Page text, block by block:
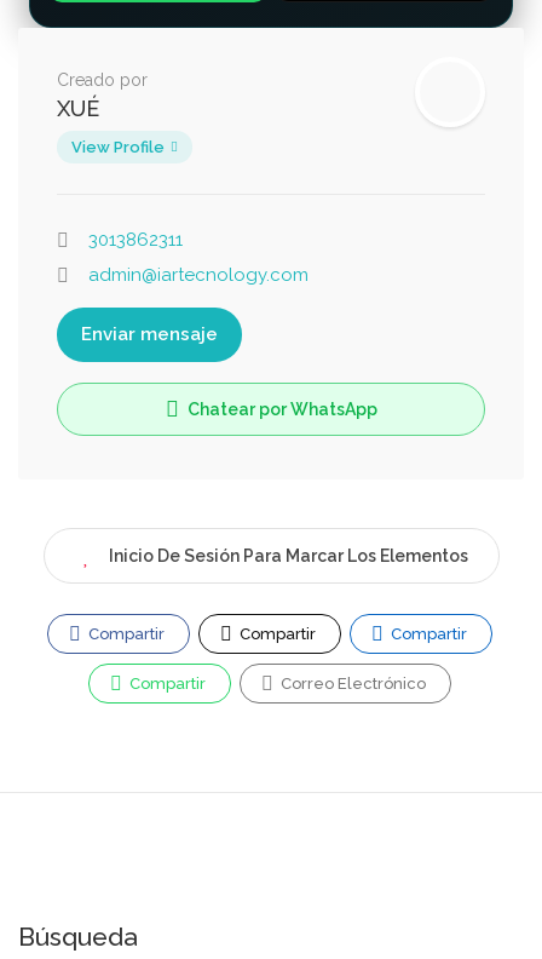
Creado por
XUÉ
View Profile
3013862311
admin@iartecnology.com
Enviar mensaje
Chatear por WhatsApp
Inicio De Sesión Para Marcar Los Elementos
Compartir Compartir Compartir
Compartir Correo Electrónico
Búsqueda